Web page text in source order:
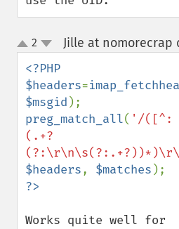
up
down
2 Jille at nomorecrap
<?PHP
$headers=
$msgid
preg_match_all( '/([^:
(.+?
$headers, $matches
Works quite well for